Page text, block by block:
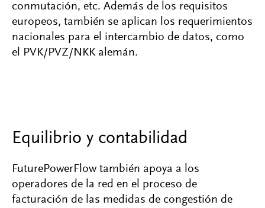
conmutación, etc. Además de los requisitos
europeos, también se aplican los requerimientos
nacionales para el intercambio de datos, como
el PVK/PVZ/NKK alemán.
Equilibrio y contabilidad
FuturePowerFlow también apoya a los
operadores de la red en el proceso de
facturación de las medidas de congestión de